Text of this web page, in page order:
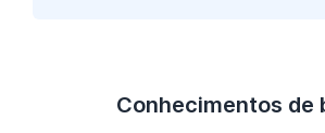
Conhecimentos de